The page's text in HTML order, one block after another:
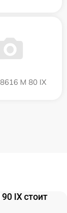
M 80 IX
IX стоит